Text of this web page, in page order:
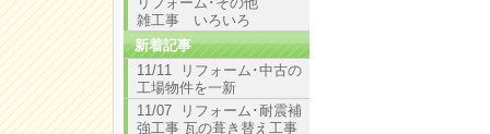
雑工事 いろいろ
新着記事
11/11 リフォーム･中古の
工場物件を一新
11/07 リフォーム･耐震補
強工事 瓦の葺き替え工事